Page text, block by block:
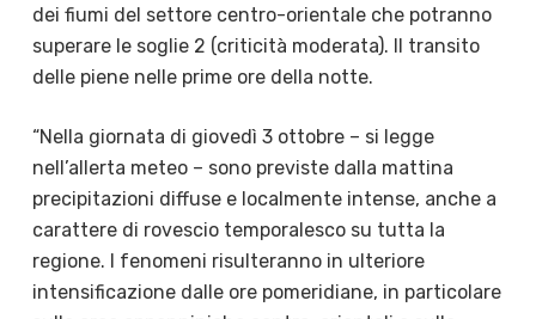
dei fiumi del settore centro-orientale che potranno
superare le soglie 2 (criticità moderata). Il transito
delle piene nelle prime ore della notte.
“Nella giornata di giovedì 3 ottobre – si legge
nell’allerta meteo – sono previste dalla mattina
precipitazioni diffuse e localmente intense, anche a
carattere di rovescio temporalesco su tutta la
regione. I fenomeni risulteranno in ulteriore
intensificazione dalle ore pomeridiane, in particolare